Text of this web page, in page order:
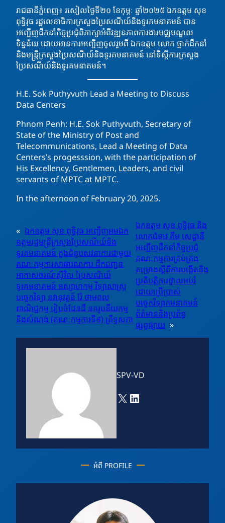
រាជធានីភ្នំពេញ៖ រសៀលថ្ងៃទី២០ ខែកុម្ភៈ ឆ្នាំ២០២៥ ឯកឧត្តម សុខ
ពុទ្ធិវុធ រដ្ឋលេខាធិការក្រសួងប្រៃសណីយ៍និងទូរគមនាគមន៍ បាន
អញ្ជើញដឹកនាំកិច្ចប្រជុំពិភាក្សាអំពីវឌ្ឍនភាពការងារមជ្ឈមណ្ឌល
ទិន្នន័យ ដោយមានការអញ្ជើញចូលរួមពី ឯកឧត្ដម លោក ថ្នាក់ដឹកនាំ
និងមន្ត្រីក្រសួងប្រៃសណីយ៍និងទូរគមនាគមន៍ នៅទីស្ដីការក្រសួង
ប្រៃសណីយ៍និងទូរគមនាគមន៍។
H.E. Sok Puthyvuth Lead a Meeting to Discuss
Data Centers
Phnom Penh: H.E. Sok Puthyvuth, Secretary of
State of the Ministry of Post and
Telecommunications, Lead a Meeting of Data
Centers’s progesssion, with the participation of
His Excellency, Gentlemen, Leaders, and civil
servants of MPTC at MPTC.
In the afternoon of February 20, 2025.
« ឯកឧត្តម សុខ ពុទ្ធិវុធ អញ្ជើញអមឯក
ឧត្តមរដ្ឋមន្រ្តីក្រសួងប្រៃសណីយ៍និង
ទូរគមនាគមន៍ ក្នុងជំនួបសវនាការជាមួយ
គណៈកម្មការសាធារណការ ដឹកជញ្ជូន
អាកាសចរណ៍ស៊ីវិល ប្រៃសណីយ៍
ទូរគមនាគមន៍ ឧស្សាហកម្ម វិទ្យាសាស្ត្រ
បច្ចេកវិទ្យា នវានុវត្តន៍ រ៉ែ ថាមពល
ពាណិជ្ជកម្ម រៀបចំដែនដី នគរូបនីយកម្ម
និងសំណង់ (គណៈកម្មការទី៩) ព្រឹទ្ធសភា
ឯកឧត្តម សុខ ពុទ្ធិវុធ និង
លោកជំទាវ គឹម សេដ្ឋានី
អញ្ជើញដឹកនាំកិច្ចប្រជុំ
គណៈកម្មការគ្រប់គ្រង
គម្រោងស្តីពីការបង្កើតនិង
ប្រតិបត្តិការថ្នាលអប់រំ
ដោយប្រើប្រាស់
បច្ចេកវិទ្យាគមនាគមន៍
ព័ត៌មាននិងប្រព័ន្ធ
ផ្សព្វផ្សាយ »
SPV-VD
X LinkedIn
អំពី PROFILE